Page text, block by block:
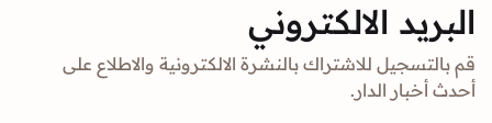
البريد الالكتروني
قم بالتسجيل للاشتراك بالنشرة الالكترونية والاطلاع على
أحدث أخبار الدار.